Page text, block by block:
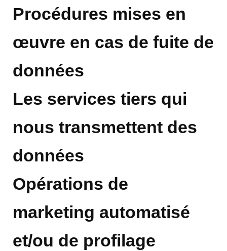
Procédures mises en
œuvre en cas de fuite de
données
Les services tiers qui
nous transmettent des
données
Opérations de
marketing automatisé
et/ou de profilage